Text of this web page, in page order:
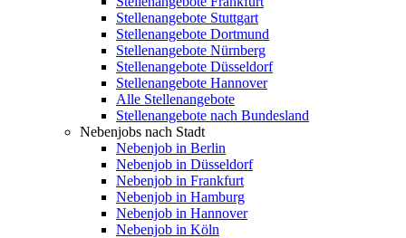
Stellenangebote Stuttgart
Stellenangebote Dortmund
Stellenangebote Nürnberg
Stellenangebote Düsseldorf
Stellenangebote Hannover
Alle Stellenangebote
Stellenangebote nach Bundesland
Nebenjobs nach Stadt
Nebenjob in Berlin
Nebenjob in Düsseldorf
Nebenjob in Frankfurt
Nebenjob in Hamburg
Nebenjob in Hannover
Nebenjob in Köln